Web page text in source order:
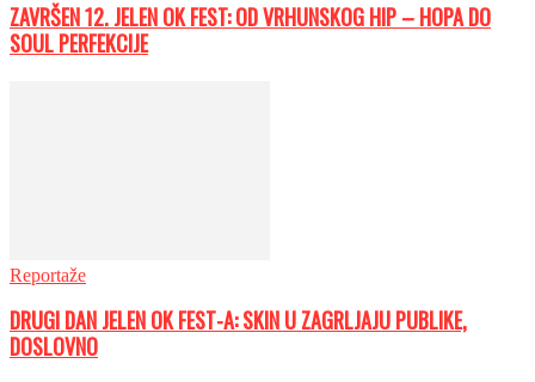
ZAVRŠEN 12. JELEN OK FEST: OD VRHUNSKOG HIP – HOPA DO
SOUL PERFEKCIJE
Reportaže
DRUGI DAN JELEN OK FEST-A: SKIN U ZAGRLJAJU PUBLIKE,
DOSLOVNO